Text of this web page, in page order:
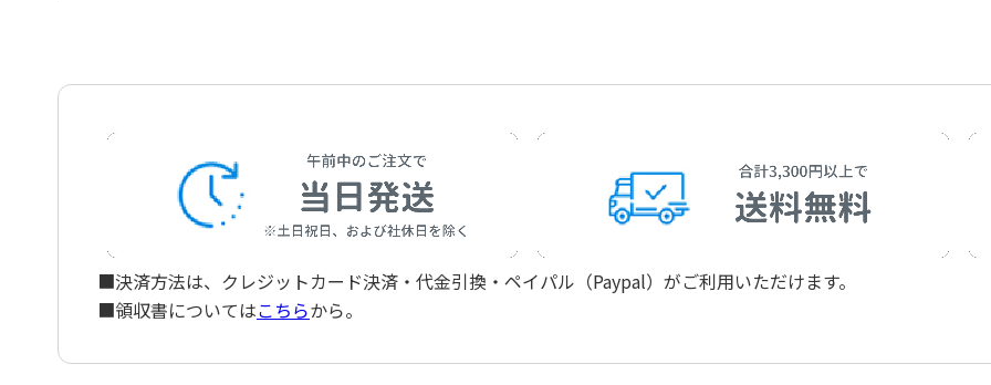
■決済方法は、クレジットカード決済・代金引換・ペイパル（Paypal）がご利用いただけます。
■領収書についてはこちらから。